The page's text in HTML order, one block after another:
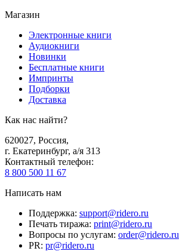
Магазин
Электронные книги
Аудиокниги
Новинки
Бесплатные книги
Импринты
Подборки
Доставка
Как нас найти?
620027, Россия,
г. Екатеринбург, а/я 313
Контактный телефон:
8 800 500 11 67
Написать нам
Поддержка: support@ridero.ru
Печать тиража: print@ridero.ru
Вопросы по услугам: order@ridero.ru
PR: pr@ridero.ru